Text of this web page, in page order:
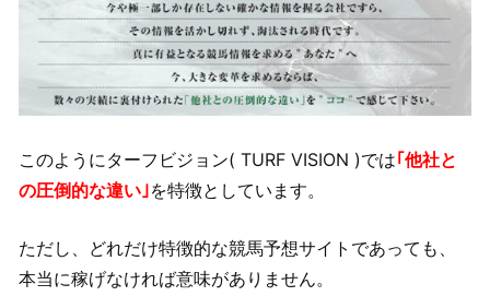
このようにターフビジョン( TURF VISION )では｢他社と
の圧倒的な違い｣を特徴としています。
ただし、どれだけ特徴的な競馬予想サイトであっても、
本当に稼げなければ意味がありません。